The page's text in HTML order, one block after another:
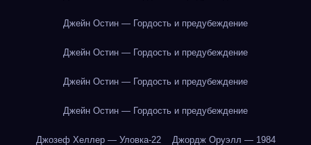
Джейн Остин — Гордость и предубеждение
Джейн Остин — Гордость и предубеждение
Джейн Остин — Гордость и предубеждение
Джейн Остин — Гордость и предубеждение
Джозеф Хеллер — Уловка-22 Джордж Оруэлл — 1984